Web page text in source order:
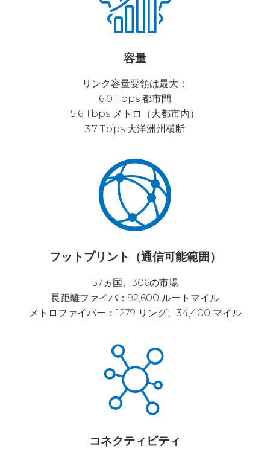
容量
リンク容量要領は最大：
6.0 Tbps 都市間
5.6 Tbps メトロ（大都市内）
3.7 Tbps 大洋洲州横断
フットプリント（通信可能範囲）
57ヵ国、306の市場
長距離ファイバ：92,600 ルートマイル
メトロファイバー：1279 リング、34,400 マイル
コネクティビティ